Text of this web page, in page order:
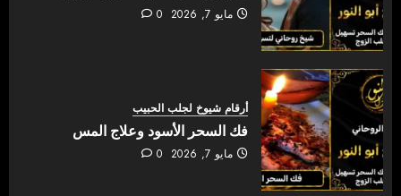
مايو 7, 2026 0
أرقام شيوخ لجلب الحبيب
فك السحر الأسود وعلاج المس
مايو 7, 2026 0